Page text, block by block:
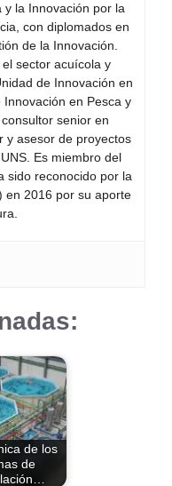
y la Innovación por la
con diplomados en
de la Innovación.
sector acuícola y
de Innovación en
en Pesca y
senior en
y asesor de proyectos
Es miembro del
sido reconocido por la
en 2016 por su aporte
de los
de